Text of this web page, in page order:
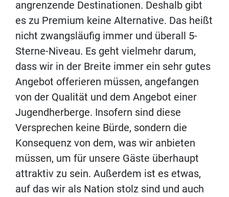
angrenzende Destinationen. Deshalb gibt
es zu Premium keine Alternative. Das heißt
nicht zwangsläufig immer und überall 5-
Sterne-Niveau. Es geht vielmehr darum,
dass wir in der Breite immer ein sehr gutes
Angebot offerieren müssen, angefangen
von der Qualität und dem Angebot einer
Jugendherberge. Insofern sind diese
Versprechen keine Bürde, sondern die
Konsequenz von dem, was wir anbieten
müssen, um für unsere Gäste überhaupt
attraktiv zu sein. Außerdem ist es etwas,
auf das wir als Nation stolz sind und auch